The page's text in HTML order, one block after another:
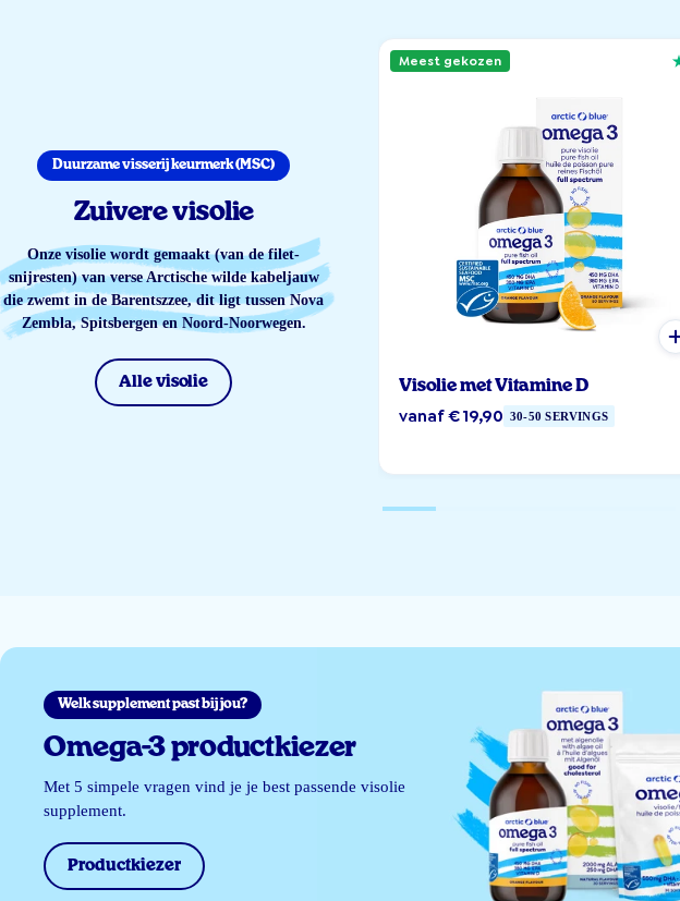
Duurzame visserij keurmerk (MSC)
Zuivere visolie
Onze visolie wordt gemaakt (van de filet-
snijresten) van verse Arctische wilde kabeljauw
die zwemt in de Barentszzee, dit ligt tussen Nova
Zembla, Spitsbergen en Noord-Noorwegen.
Alle visolie
Meest gekozen
Visolie met Vitamine D
vanaf € 19,90 30-50 SERVINGS
Welk supplement past bij jou?
Omega-3 productkiezer
Met 5 simpele vragen vind je je best passende visolie
supplement.
Productkiezer